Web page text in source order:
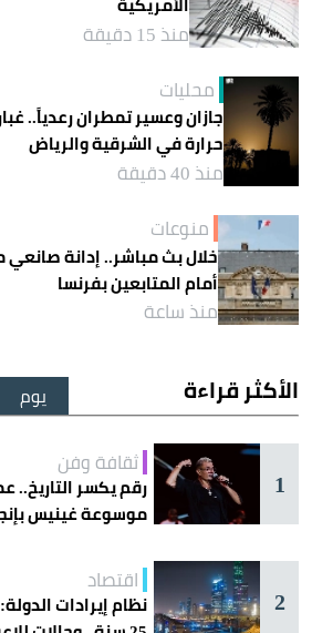
منذ 15 دقيقة
محليات
جازان وعسير تمطران رعدياً..
حرارة في الشرقية والرياض
منذ 40 دقيقة
منوعات
خلال بث مباشر.. إدانة
أمام المتابعين بفرنسا
منذ ساعة
الأكثر قراءة يوم
1
ثقافة وفن
رقم يكسر التاريخ..
موسوعة غينيس
2
اقتصاد
نظام إيرادات